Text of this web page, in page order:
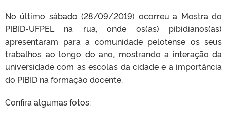
No último sábado (28/09/2019) ocorreu a Mostra do
PIBID-UFPEL na rua, onde os(as) pibidianos(as)
apresentaram para a comunidade pelotense os seus
trabalhos ao longo do ano, mostrando a interação da
universidade com as escolas da cidade e a importância
do PIBID na formação docente.
Confira algumas fotos: